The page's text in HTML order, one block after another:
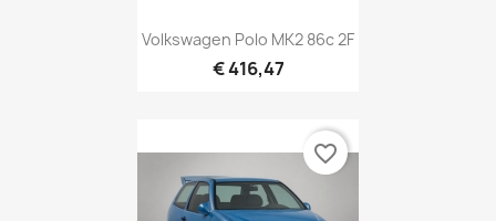
Volkswagen Polo MK2 86c 2F
€ 416,47
favorite_border